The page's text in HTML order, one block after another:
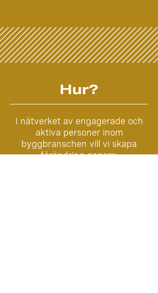
Hur?
I nätverket av engagerade och
aktiva personer inom
byggbranschen vill vi skapa
förändring genom: